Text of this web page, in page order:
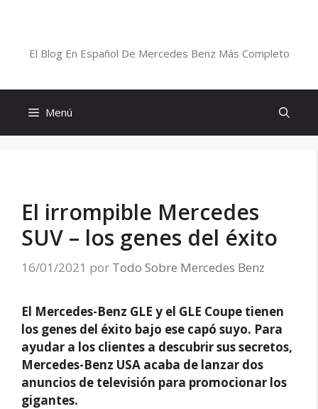
El Blog En Español De Mercedes Benz Más Completo
Menú
El irrompible Mercedes
SUV – los genes del éxito
16/01/2021 por Todo Sobre Mercedes Benz
El Mercedes-Benz GLE y el GLE Coupe tienen
los genes del éxito bajo ese capó suyo. Para
ayudar a los clientes a descubrir sus secretos,
Mercedes-Benz USA acaba de lanzar dos
anuncios de televisión para promocionar los
gigantes.